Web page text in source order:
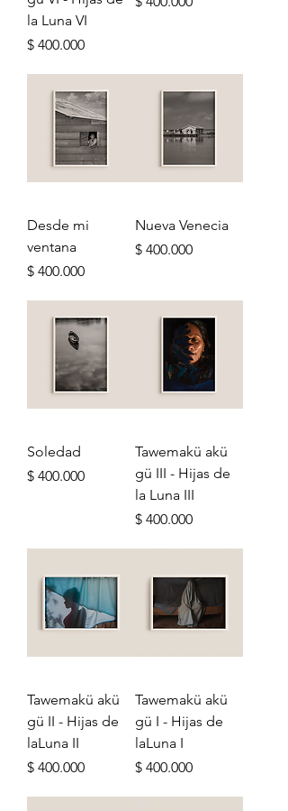
la Luna VI
Precio
$ 400.000
Desde mi
ventana
Precio
$ 400.000
Nueva Venecia
Precio
$ 400.000
Soledad
Precio
$ 400.000
Tawemakü akü
gü III - Hijas de
la Luna III
Precio
$ 400.000
Tawemakü akü
gü II - Hijas de
laLuna II
Precio
$ 400.000
Tawemakü akü
gü I - Hijas de
laLuna I
Precio
$ 400.000